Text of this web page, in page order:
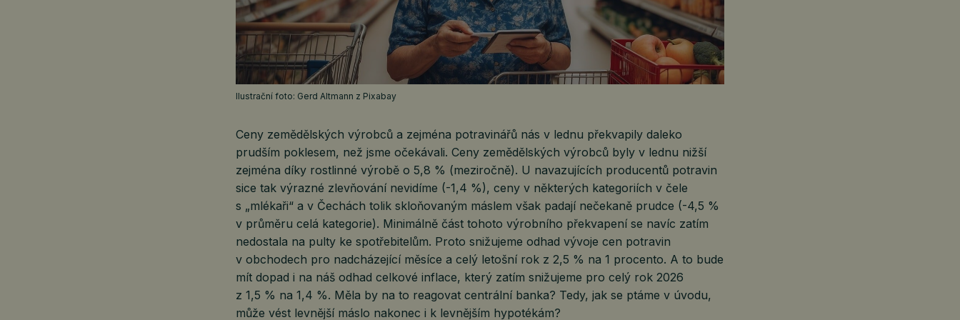
Ilustrační foto: Gerd Altmann z Pixabay
Ceny zemědělských výrobců a zejména potravinářů nás v lednu překvapily daleko
prudším poklesem, než jsme očekávali. Ceny zemědělských výrobců byly v lednu nižší
zejména díky rostlinné výrobě o 5,8 % (meziročně). U navazujících producentů potravin
sice tak výrazné zlevňování nevidíme (-1,4 %), ceny v některých kategoriích v čele
s „mlékaři“ a v Čechách tolik skloňovaným máslem však padají nečekaně prudce (-4,5 %
v průměru celá kategorie). Minimálně část tohoto výrobního překvapení se navíc zatím
nedostala na pulty ke spotřebitelům. Proto snižujeme odhad vývoje cen potravin
v obchodech pro nadcházející měsíce a celý letošní rok z 2,5 % na 1 procento. A to bude
mít dopad i na náš odhad celkové inflace, který zatím snižujeme pro celý rok 2026
z 1,5 % na 1,4 %. Měla by na to reagovat centrální banka? Tedy, jak se ptáme v úvodu,
může vést levnější máslo nakonec i k levnějším hypotékám?